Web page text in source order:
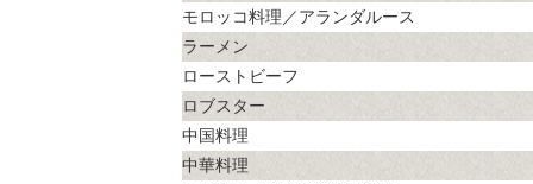
モロッコ料理／アランダルース
ラーメン
ローストビーフ
ロブスター
中国料理
中華料理